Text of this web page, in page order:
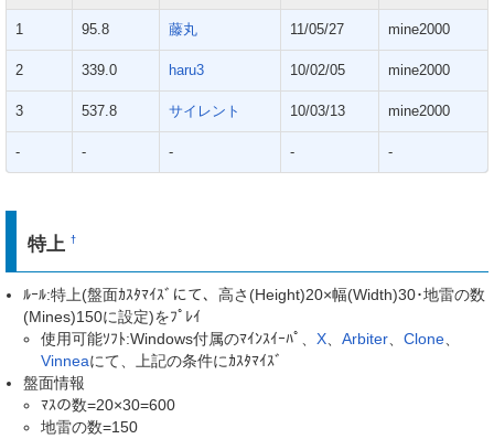
1 95.8 藤丸 11/05/27 mine2000
2 339.0 haru3 10/02/05 mine2000
3 537.8 サイレント 10/03/13 mine2000
- - - - -
特上†
ﾙｰﾙ:特上(盤面ｶｽﾀﾏｲｽﾞにて、高さ(Height)20×幅(Width)30･地雷の数
(Mines)150に設定)をﾌﾟﾚｲ
使用可能ｿﾌﾄ:Windows付属のﾏｲﾝｽｲｰﾊﾟ、 X Arbiter Clone
Vinneaにて、上記の条件にｶｽﾀﾏｲｽﾞ
盤面情報
ﾏｽの数=20×30=600
地雷の数=150